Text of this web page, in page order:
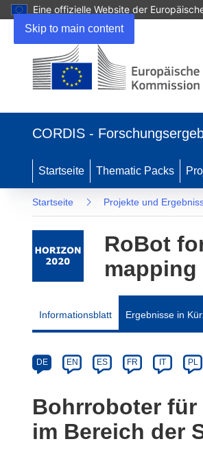
Skip to main content
Eine offizielle Website der
neuem
CORDIS -
Startseite Thematic Packs
Startseite Projekte und
RoBot
Informationsblatt Ergebnisse in
Category
Article
available
the
following
languages:
DE EN ES FR IT PL
Bohrroboter für
im Bereich der